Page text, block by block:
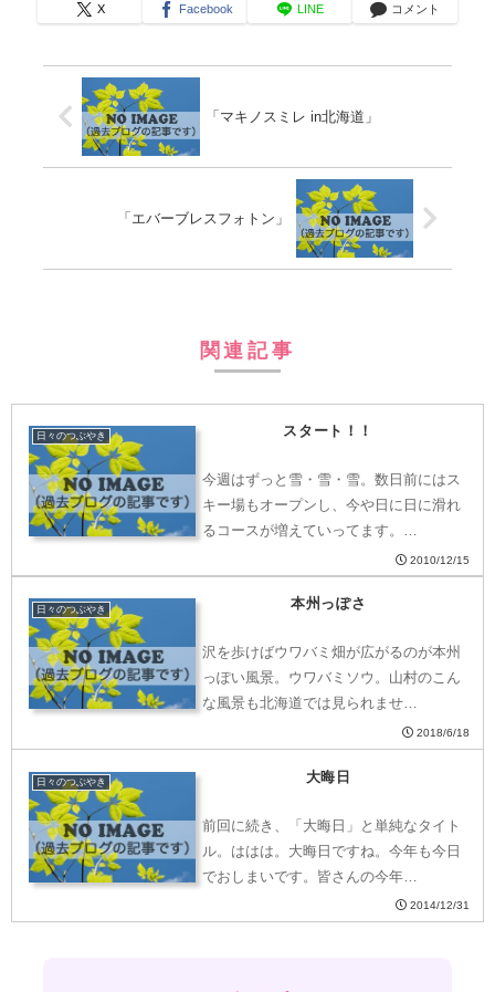
X Facebook LINE コメント
「マキノスミレ in北海道」
「エバーブレスフォトン」
関連記事
日々のつぶやき スタート！！
今週はずっと雪・雪・雪。数日前にはス
キー場もオープンし、今や日に日に滑れ
るコースが増えていってます。…
2010/12/15
日々のつぶやき 本州っぽさ
沢を歩けばウワバミ畑が広がるのが本州
っぽい風景。ウワバミソウ。山村のこん
な風景も北海道では見られませ…
2018/6/18
日々のつぶやき 大晦日
前回に続き、「大晦日」と単純なタイト
ル。ははは。大晦日ですね。今年も今日
でおしまいです。皆さんの今年…
2014/12/31